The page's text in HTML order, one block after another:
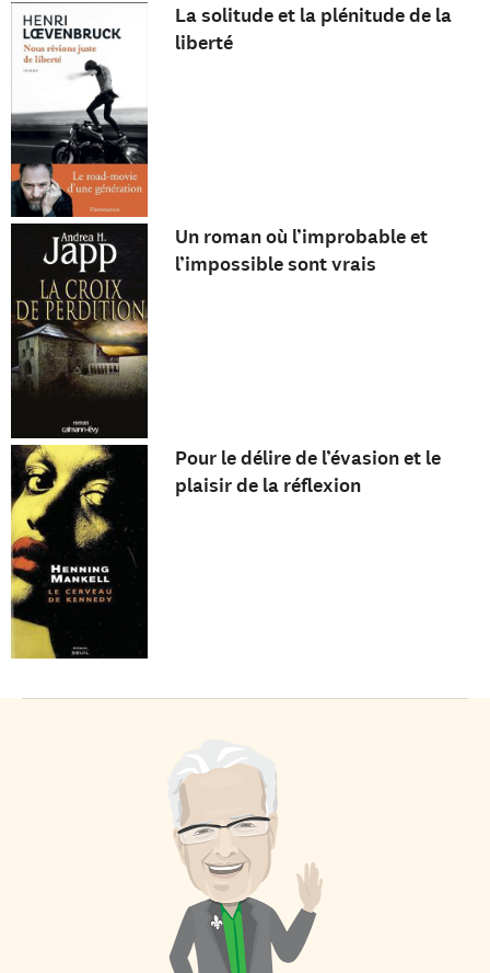
La solitude et la plénitude de la
liberté
Un roman où l’improbable et
l’impossible sont vrais
Pour le délire de l’évasion et le
plaisir de la réflexion